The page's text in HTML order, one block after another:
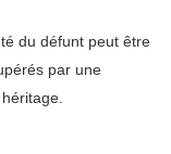
du défunt peut être
par une